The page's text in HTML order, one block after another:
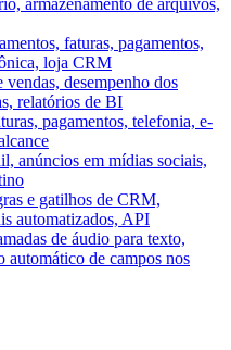
armazenamento de arquivos,
faturas, pagamentos,
loja CRM
desempenho dos
relatórios de BI
pagamentos, telefonia, e-
anúncios em mídias sociais,
e gatilhos de CRM,
automatizados, API
de áudio para texto,
automático de campos nos